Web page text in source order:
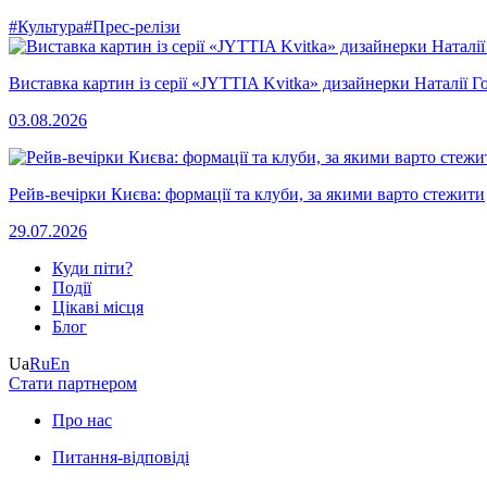
#Культура#Прес-релізи
Виставка картин із серії «JYTTIA Kvitka» дизайнерки Наталії
03.08.2026
Рейв-вечірки Києва: формації та клуби, за якими варто стежити
29.07.2026
Куди піти?
Події
Цікаві місця
Блог
UaRuEn
Стати партнером
Про нас
Питання-відповіді